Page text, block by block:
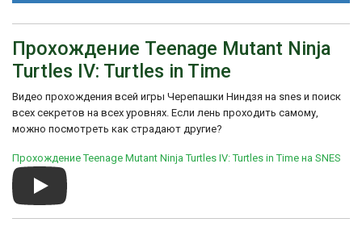
влево, вправо, Влево, вправо, B, A.
Вы услышите звук для
Проверка звука: На титульном экране
нажмите X, Y, B, A, Вверх, вниз,
влево, вправо. Это откроет меню
проверки звука, в котором вы
сможете прослушать музыку и
звуковые эффекты игры.
Выбор уровня: На титульном экране
нажмите "Вверх", "Вверх", "Вниз",
"Вниз", "Влево", "Вправо", "Влево",
Трек 3
истории создания игры. Teenage Mutant
Ninja Turtles IV: Черепашки во времени
была разработана и опубликована
Konami. Первоначально она была
а затем была портирована на SNES в
1992 году.
Игра была хорошо принята как критиками,
так и фанатами, их похвалили за графику,
игровой процесс и точную адаптацию
популярной франшизы TMNT. Она
считается одной из лучших игр beat 'em up
Прохождение Teenage Mutant Ninja
Turtles IV: Turtles in Time
Видео прохождения всей игры Черепашки Ниндзя на snes и поиск
всех секретов на всех уровнях. Если лень проходить самому,
можно посмотреть как страдают другие?
Прохождение Teenage Mutant Ninja Turtles IV: Turtles in Time на SNES